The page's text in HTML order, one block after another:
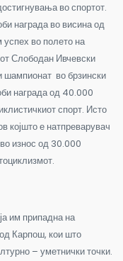
во спортот.
награда во висина од
успех во полето на
Слободан Ивчевски
шампионат во брзински
награда од 40.000
спорт. Исто
којшто е натпреварувач
износ од 30.000
им припадна на
Карпош, кои што
– уметнички точки.